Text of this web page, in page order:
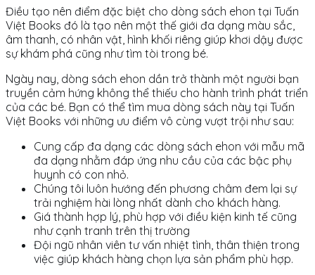
Điều tạo nên điểm đặc biệt cho dòng sách ehon tại Tuấn
Việt Books đó là tạo nên một thế giới đa dạng màu sắc,
âm thanh, có nhân vật, hình khối riêng giúp khơi dậy được
sự khám phá cũng như tìm tòi trong bé.
Ngày nay, dòng sách ehon dần trở thành một người bạn
truyền cảm hứng không thể thiếu cho hành trình phát triển
của các bé. Bạn có thể tìm mua dòng sách này tại Tuấn
Việt Books với những ưu điểm vô cùng vượt trội như sau:
Cung cấp đa dạng các dòng sách ehon với mẫu mã
đa dạng nhằm đáp ứng nhu cầu của các bậc phụ
huynh có con nhỏ.
Chúng tôi luôn hướng đến phương châm đem lại sự
trải nghiệm hài lòng nhất dành cho khách hàng.
Giá thành hợp lý, phù hợp với điều kiện kinh tế cũng
như cạnh tranh trên thị trường
Đội ngũ nhân viên tư vấn nhiệt tình, thân thiện trong
việc giúp khách hàng chọn lựa sản phẩm phù hợp.